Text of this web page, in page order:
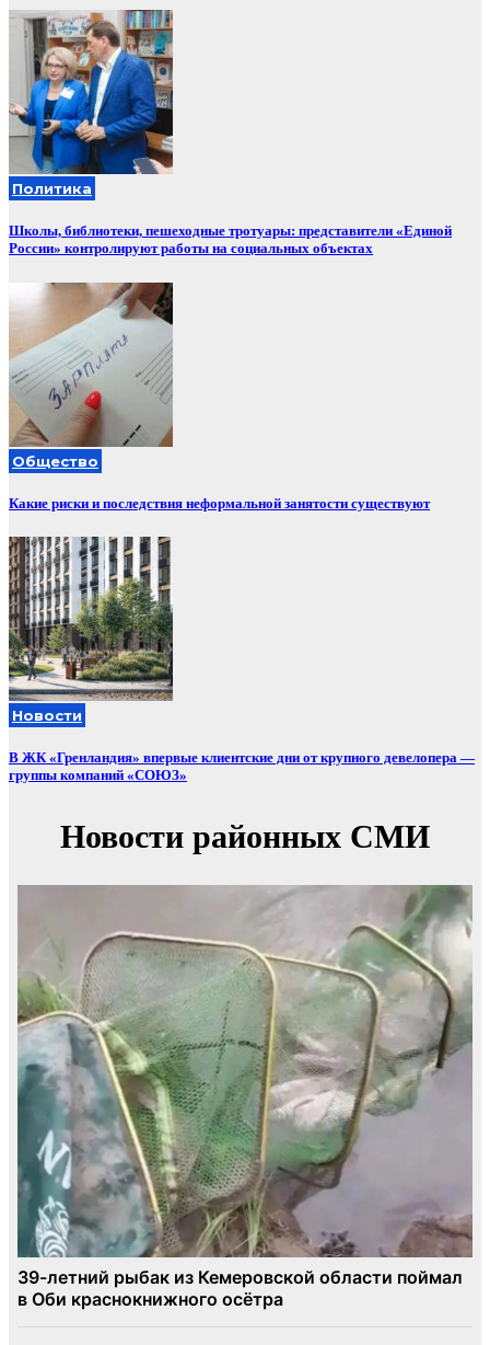
Политика
Школы, библиотеки, пешеходные тротуары: представители «Единой
России» контролируют работы на социальных объектах
Общество
Какие риски и последствия неформальной занятости существуют
Новости
В ЖК «Гренландия» впервые клиентские дни от крупного девелопера —
группы компаний «СОЮЗ»